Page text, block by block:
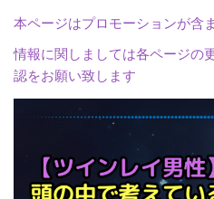
本ページはプロモーションが含
情報に関しましては各ページの
認をお願い致します